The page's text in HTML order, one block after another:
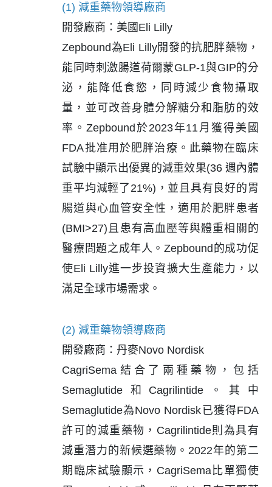
(1) 減重藥物領導廠商
開發廠商：美國Eli Lilly
Zepbound為Eli Lilly開發的抗肥胖藥物，
能同時刺激腸道荷爾蒙GLP-1與GIP的分
泌，能降低食慾，同時減少食物攝取
量，並可改善身體分解糖分和脂肪的效
率。Zepbound於2023年11月獲得美國
FDA批准用於肥胖治療。此藥物在臨床
試驗中顯示出優異的減重效果(36 週內體
重平均減輕了21%)，並且具有良好的胃
腸道與心血管安全性，適用於肥胖患者
(BMI>27)且患有高血壓等與體重相關的
醫療問題之成年人。Zepbound的成功促
使Eli Lilly進一步投資擴大生產能力，以
滿足全球市場需求。
(2) 減重藥物領導廠商
開發廠商：丹麥Novo Nordisk
CagriSema結合了兩種藥物，包括
Semaglutide和Cagrilintide。其中
Semaglutide為Novo Nordisk已獲得FDA
許可的減重藥物，Cagrilintide則為具有
減重潛力的新候選藥物。2022年的第二
期臨床試驗顯示，CagriSema比單獨使